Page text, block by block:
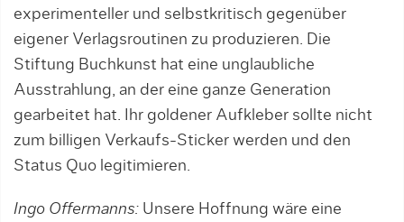
experimenteller und selbstkritisch gegenüber
eigener Verlagsroutinen zu produzieren. Die
Stiftung Buchkunst hat eine unglaubliche
Ausstrahlung, an der eine ganze Generation
gearbeitet hat. Ihr goldener Aufkleber sollte nicht
zum billigen Verkaufs-Sticker werden und den
Status Quo legitimieren.
Ingo Offermanns: Unsere Hoffnung wäre eine